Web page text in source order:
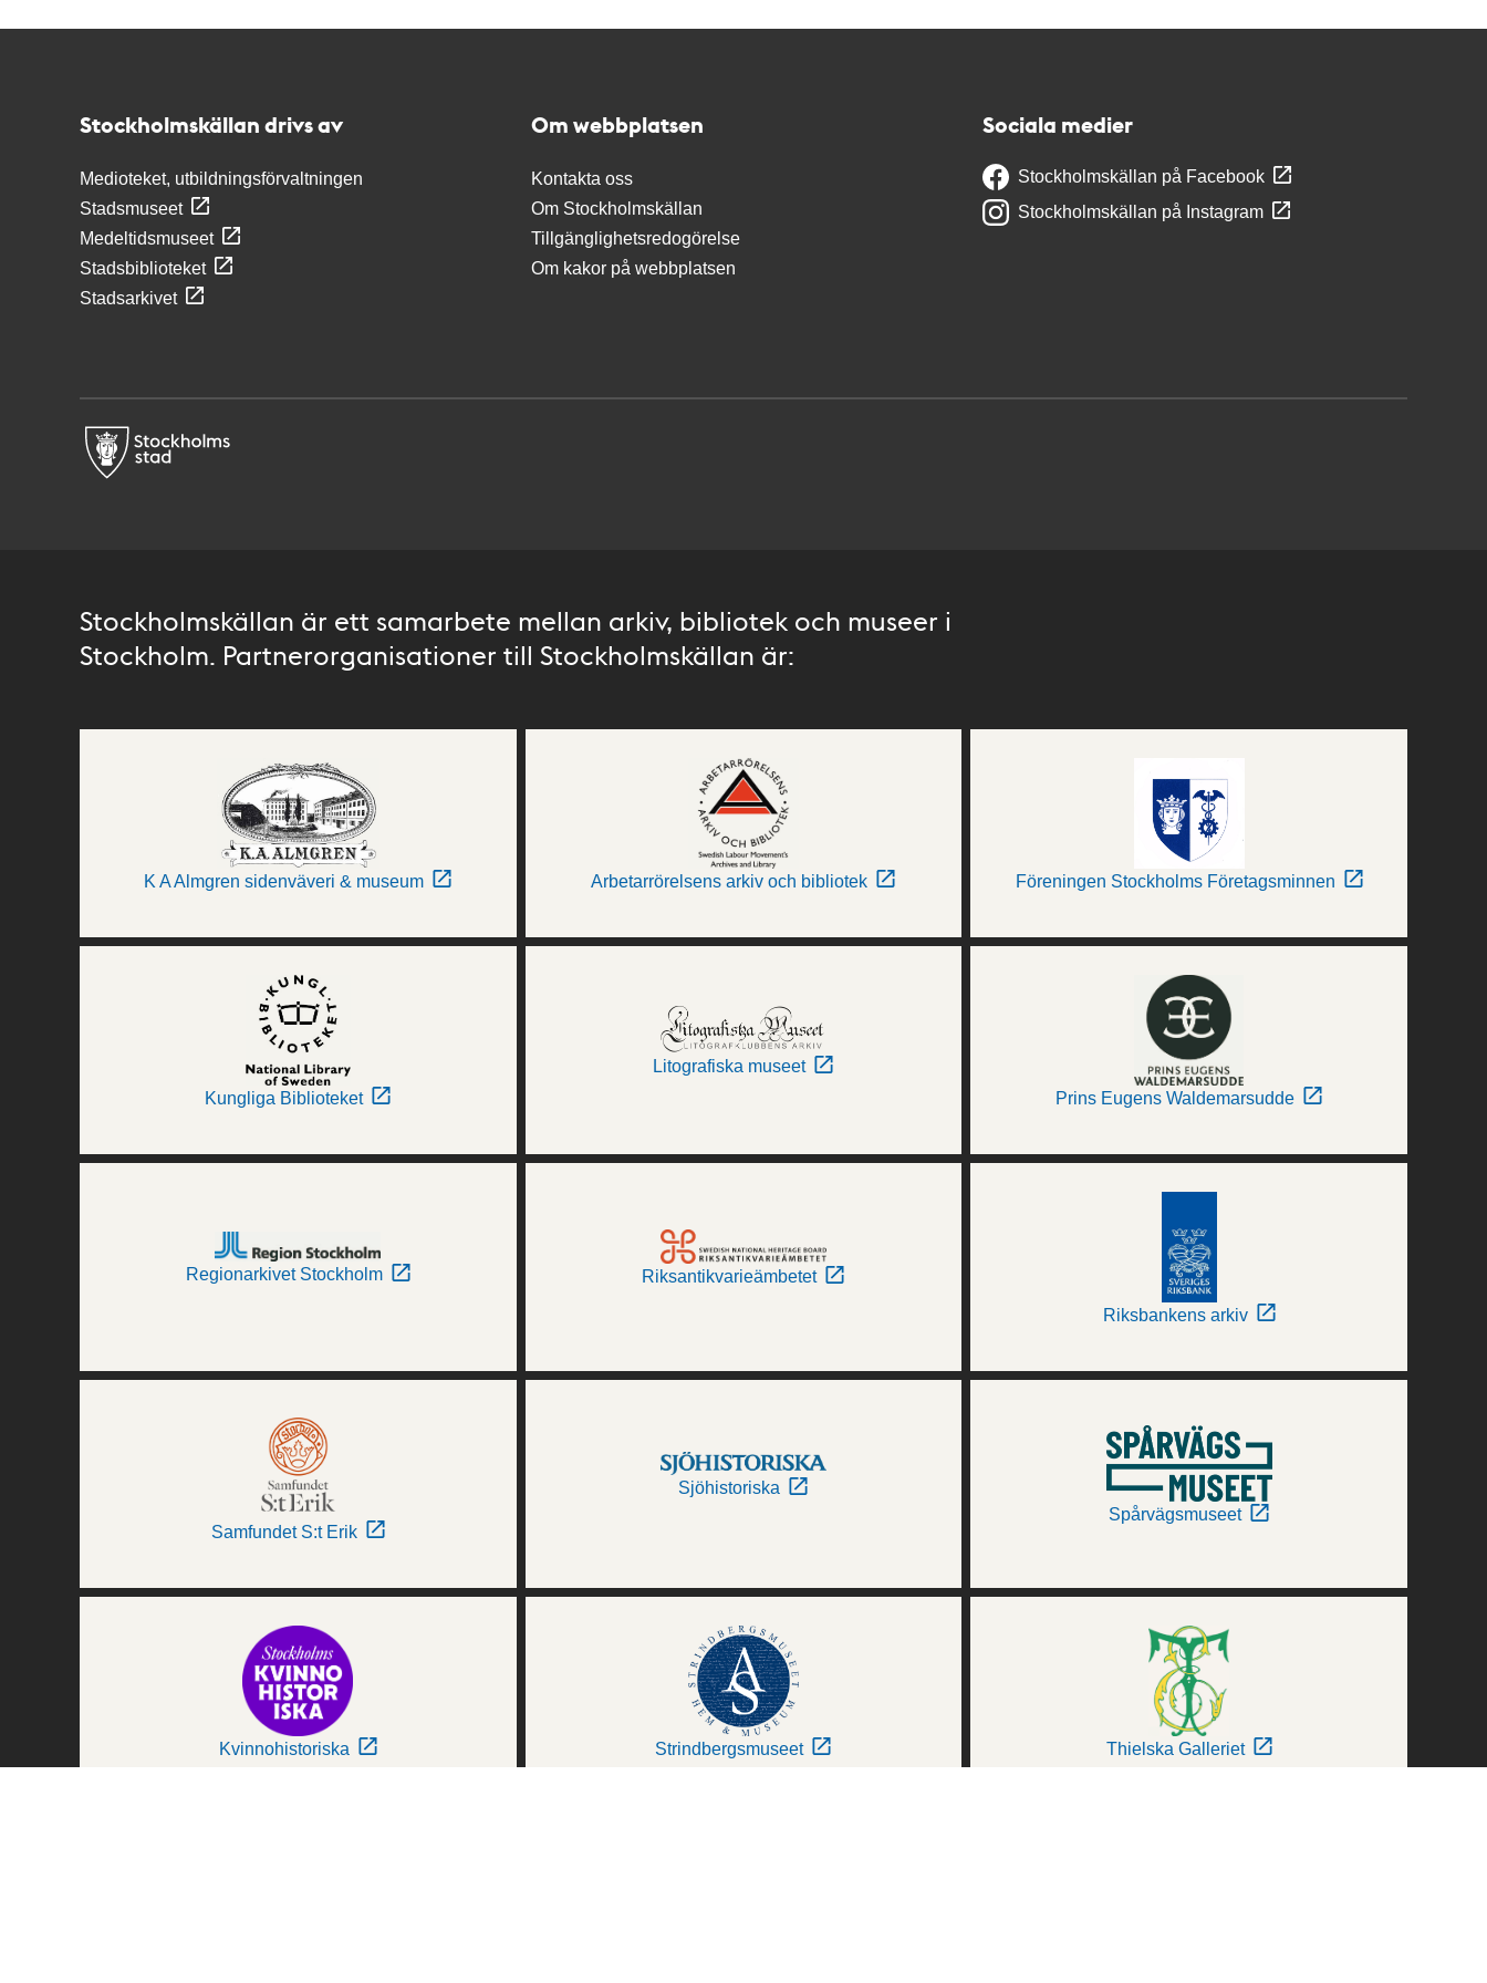
Stockholmskällan drivs av
Medioteket, utbildningsförvaltningen
Stadsmuseet
Medeltidsmuseet
Stadsbiblioteket
Stadsarkivet
Om webbplatsen
Kontakta oss
Om Stockholmskällan
Tillgänglighetsredogörelse
Om kakor på webbplatsen
Sociala medier
Stockholmskällan på Facebook
Stockholmskällan på Instagram
Stockholmskällan är ett samarbete mellan arkiv, bibliotek och museer i
Stockholm. Partnerorganisationer till Stockholmskällan är:
K A Almgren sidenväveri & museum Arbetarrörelsens arkiv och bibliotek Föreningen Stockholms Företagsminnen
Kungliga Biblioteket
Litografiska museet
Prins Eugens Waldemarsudde
Regionarkivet Stockholm Riksantikvarieämbetet
Riksbankens arkiv
Samfundet S:t Erik
Sjöhistoriska
Spårvägsmuseet
Kvinnohistoriska Strindbergsmuseet Thielska Galleriet